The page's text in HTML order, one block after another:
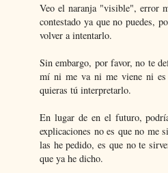
Veo el naranja "visible", error
contestado ya que no puedes,
volver a intentarlo.
Sin embargo, por favor, no te
mí ni me va ni me viene ni es
quieras tú interpretarlo.
En lugar de en el futuro,
explicaciones no es que no me
las he pedido, es que no te
que ya he dicho.